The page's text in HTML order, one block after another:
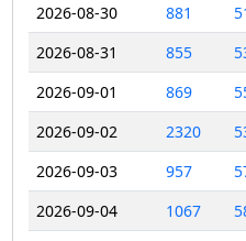
2026-08-30
881
2026-08-31
855
2026-09-01
869
2026-09-02
2320
2026-09-03
957
2026-09-04
1067